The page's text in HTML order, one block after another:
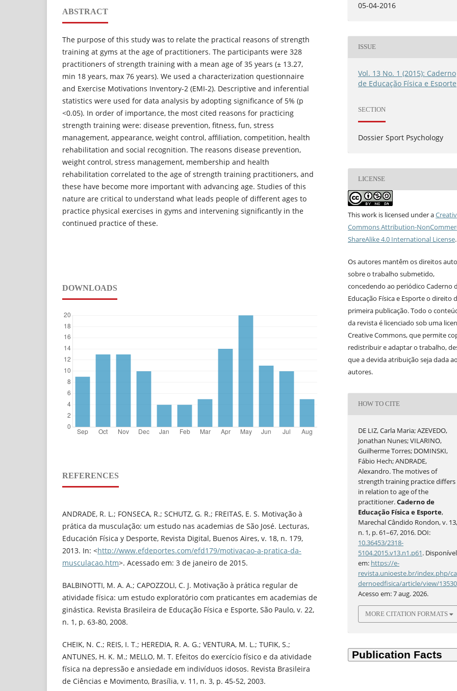
ABSTRACT
The purpose of this study was to relate the practical reasons of strength
training at gyms at the age of practitioners. The participants were 328
practitioners of strength training with a mean age of 35 years (± 13.27,
min 18 years, max 76 years). We used a characterization questionnaire
and Exercise Motivations Inventory-2 (EMI-2). Descriptive and inferential
statistics were used for data analysis by adopting significance of 5% (p
<0.05). In order of importance, the most cited reasons for practicing
strength training were: disease prevention, fitness, fun, stress
management, appearance, weight control, affiliation, competition, health
rehabilitation and social recognition. The reasons disease prevention,
weight control, stress management, membership and health
rehabilitation correlated to the age of strength training practitioners, and
these have become more important with advancing age. Studies of this
nature are critical to understand what leads people of different ages to
practice physical exercises in gyms and intervening significantly in the
continued practice of these.
DOWNLOADS
REFERENCES
ANDRADE, R. L.; FONSECA, R.; SCHUTZ, G. R.; FREITAS, E. S. Motivação à
prática da musculação: um estudo nas academias de São José. Lecturas,
Educación Física y Desporte, Revista Digital, Buenos Aires, v. 18, n. 179,
2013. In: <http://www.efdeportes.com/efd179/motivacao-a-pratica-da-
musculacao.htm>. Acessado em: 3 de janeiro de 2015.
BALBINOTTI, M. A. A.; CAPOZZOLI, C. J. Motivação à prática regular de
atividade física: um estudo exploratório com praticantes em academias de
ginástica. Revista Brasileira de Educação Física e Esporte, São Paulo, v. 22,
n. 1, p. 63-80, 2008.
CHEIK, N. C.; REIS, I. T.; HEREDIA, R. A. G.; VENTURA, M. L.; TUFIK, S.;
ANTUNES, H. K. M.; MELLO, M. T. Efeitos do exercício físico e da atividade
física na depressão e ansiedade em indivíduos idosos. Revista Brasileira
de Ciências e Movimento, Brasília, v. 11, n. 3, p. 45-52, 2003.
05-04-2016
ISSUE
Vol. 13 No. 1 (2015): Caderno
de Educação Física e Esporte
SECTION
Dossier Sport Psychology
LICENSE
This work is licensed under a
Commons Attribution-
ShareAlike 4.0 International License.
Os autores mantêm os direitos
sobre o trabalho submetido,
concedendo ao periódico Caderno
Educação Física e Esporte o direito
primeira publicação. Todo o
da revista é licenciado sob uma
Creative Commons, que permite
redistribuir e adaptar o trabalho,
que a devida atribuição seja dada
autores.
HOW TO CITE
DE LIZ, Carla Maria; AZEVEDO,
Jonathan Nunes; VILARINO,
Guilherme Torres; DOMINSKI,
Fábio Hech; ANDRADE,
Alexandro. The motives of
strength training practice differs
in relation to age of the
practitioner.Caderno de
Educação Física e Esporte,
Marechal Cândido Rondon, v. 13,
n. 1, p. 61–67, 2016. DOI:
10.36453/2318-
5104.2015.v13.n1.p61. Disponível
em: https://e-
revista.unioeste.br/index.php/ca
dernoedfisica/article/view/13530
Acesso em: 7 aug. 2026.
MORE CITATION FORMATS